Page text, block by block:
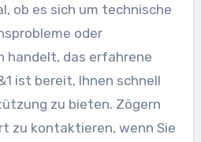
ob es sich um technische
oder
handelt, das erfahrene
ist bereit, Ihnen schnell
zu bieten. Zögern
zu kontaktieren, wenn Sie